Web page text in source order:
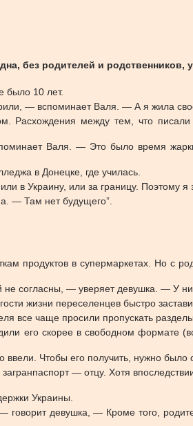
без родителей и родственников,
было 10 лет.
— вспоминает Валя. — А я жила
Расхождения между тем, что
Валя. — Это было время
в Донецке, где училась.
в Украину, или за границу. Поэтому я
— Там нет будущего”.
продуктов в супермаркетах. Но с
согласны, — уверяет девушка. — У
жизни переселенцев быстро
все чаще просили пропускать
его скорее в свободном формате
Чтобы его получить, нужно было
— отцу. Хотя
Украины.
девушка, — Кроме того,